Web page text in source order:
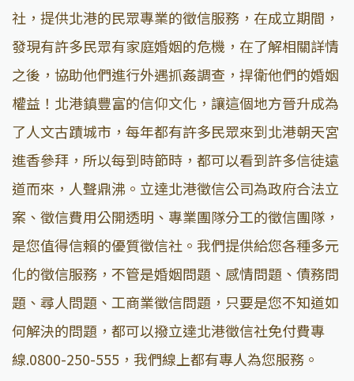
社，提供北港的民眾專業的徵信服務，在成立期間，
發現有許多民眾有家庭婚姻的危機，在了解相關詳情
之後，協助他們進行外遇抓姦調查，捍衛他們的婚姻
權益！北港鎮豐富的信仰文化，讓這個地方晉升成為
了人文古蹟城市，每年都有許多民眾來到北港朝天宮
進香參拜，所以每到時節時，都可以看到許多信徒遠
道而來，人聲鼎沸。立達北港徵信公司為政府合法立
案、徵信費用公開透明、專業團隊分工的徵信團隊，
是您值得信賴的優質徵信社。我們提供給您各種多元
化的徵信服務，不管是婚姻問題、感情問題、債務問
題、尋人問題、工商業徵信問題，只要是您不知道如
何解決的問題，都可以撥立達北港徵信社免付費專
線.0800-250-555，我們線上都有專人為您服務。